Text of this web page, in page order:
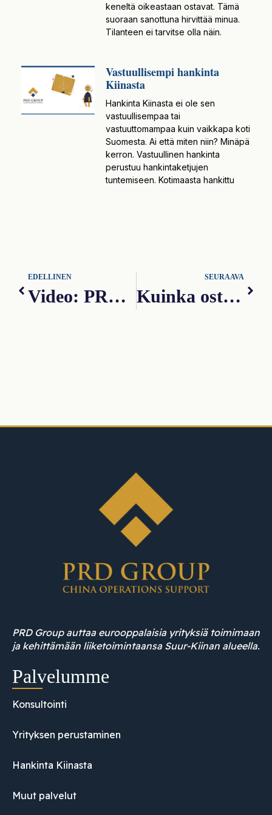
keneltä oikeastaan ostavat. Tämä
suoraan sanottuna hirvittää minua.
Tilanteen ei tarvitse olla näin.
Vastuullisempi hankinta
Kiinasta
Hankinta Kiinasta ei ole sen
vastuullisempaa tai
vastuuttomampaa kuin vaikkapa koti
Suomesta. Ai että miten niin? Minäpä
kerron. Vastuullinen hankinta
perustuu hankintaketjujen
tuntemiseen. Kotimaasta hankittu
EDELLINEN
Video: PRD Groupin palvelut Kiinassa lyhyesti
SEURAAVA
Kuinka ostaa vastuullisesti vaatteita Kiinasta
PRD Group auttaa eurooppalaisia yrityksiä toimimaan
ja kehittämään liiketoimintaansa Suur-Kiinan alueella.
Palvelumme
Konsultointi
Yrityksen perustaminen
Hankinta Kiinasta
Muut palvelut